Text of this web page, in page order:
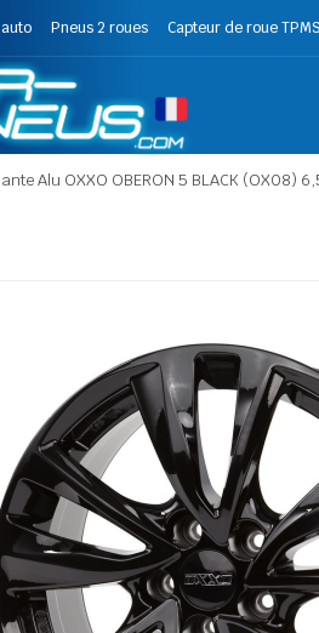
Pneus 2 roues Capteur de roue TPMS
Alu OXXO OBERON 5 BLACK (OX08)